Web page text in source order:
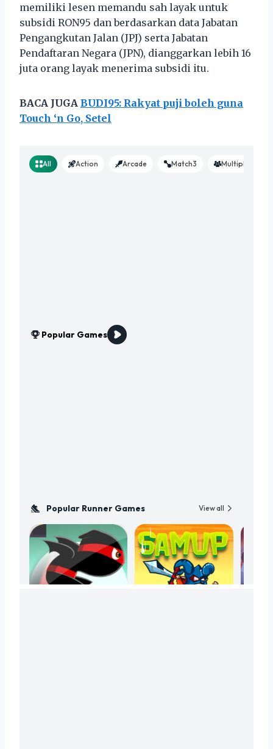
memiliki lesen memandu sah layak untuk
subsidi RON95 dan berdasarkan data Jabatan
Pengangkutan Jalan (JPJ) serta Jabatan
Pendaftaran Negara (JPN), dianggarkan lebih 16
juta orang layak menerima subsidi itu.
BACA JUGA BUDI95: Rakyat puji boleh guna
Touch ‘n Go, Setel